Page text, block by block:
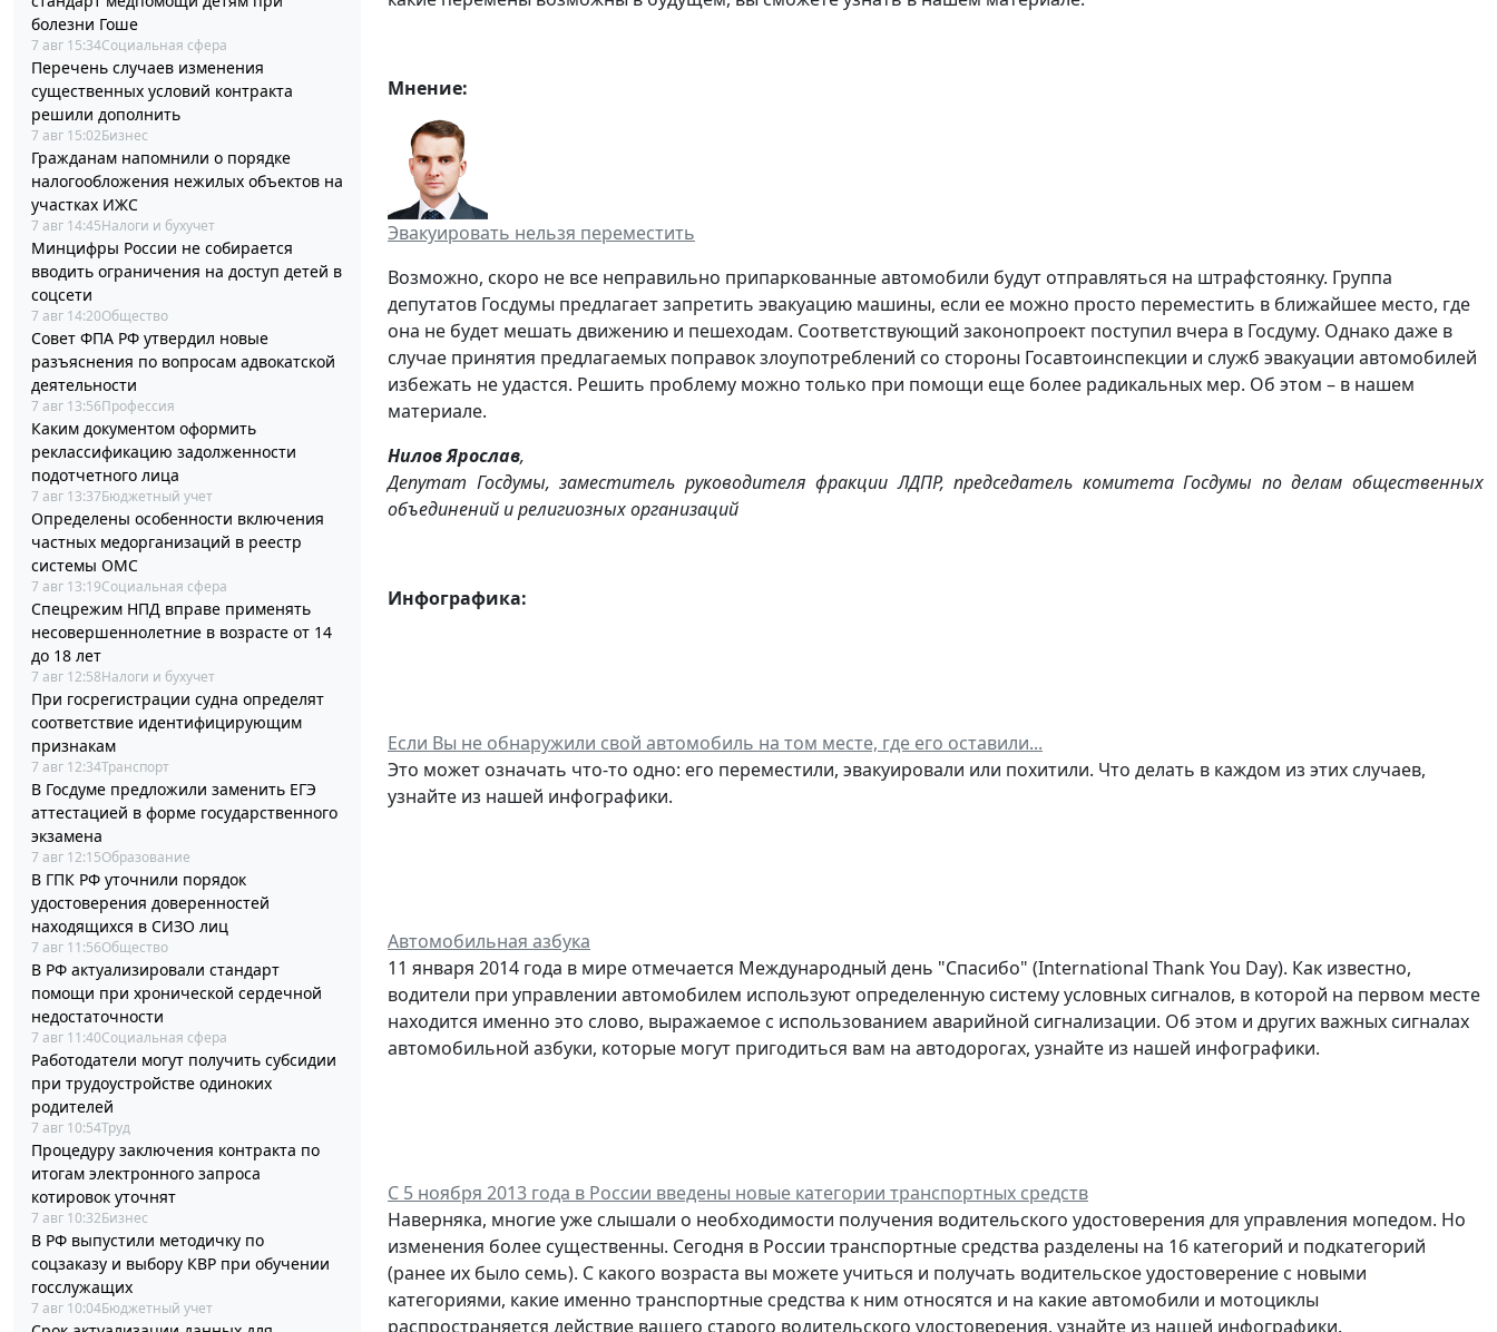
болезни Гоше
7 авг 15:34Социальная сфера
Перечень случаев изменения
существенных условий контракта
решили дополнить
7 авг 15:02Бизнес
Гражданам напомнили о порядке
налогообложения нежилых объектов на
участках ИЖС
7 авг 14:45Налоги и бухучет
Минцифры России не собирается
вводить ограничения на доступ детей в
соцсети
7 авг 14:20Общество
Совет ФПА РФ утвердил новые
разъяснения по вопросам адвокатской
деятельности
7 авг 13:56Профессия
Каким документом оформить
реклассификацию задолженности
подотчетного лица
7 авг 13:37Бюджетный учет
Определены особенности включения
частных медорганизаций в реестр
системы ОМС
7 авг 13:19Социальная сфера
Спецрежим НПД вправе применять
несовершеннолетние в возрасте от 14
до 18 лет
7 авг 12:58Налоги и бухучет
При госрегистрации судна определят
соответствие идентифицирующим
признакам
7 авг 12:34Транспорт
В Госдуме предложили заменить ЕГЭ
аттестацией в форме государственного
экзамена
7 авг 12:15Образование
В ГПК РФ уточнили порядок
удостоверения доверенностей
находящихся в СИЗО лиц
7 авг 11:56Общество
В РФ актуализировали стандарт
помощи при хронической сердечной
недостаточности
7 авг 11:40Социальная сфера
Работодатели могут получить субсидии
при трудоустройстве одиноких
родителей
7 авг 10:54Труд
Процедуру заключения контракта по
итогам электронного запроса
котировок уточнят
7 авг 10:32Бизнес
В РФ выпустили методичку по
соцзаказу и выбору КВР при обучении
госслужащих
7 авг 10:04Бюджетный учет
Мнение:
Эвакуировать нельзя переместить
Возможно, скоро не все неправильно припаркованные автомобили будут отправляться на штрафстоянку. Группа
депутатов Госдумы предлагает запретить эвакуацию машины, если ее можно просто переместить в ближайшее место, где
она не будет мешать движению и пешеходам. Соответствующий законопроект поступил вчера в Госдуму. Однако даже в
случае принятия предлагаемых поправок злоупотреблений со стороны Госавтоинспекции и служб эвакуации автомобилей
избежать не удастся. Решить проблему можно только при помощи еще более радикальных мер. Об этом – в нашем
материале.
Нилов Ярослав,
Депутат Госдумы, заместитель руководителя фракции ЛДПР, председатель комитета Госдумы по делам общественных
объединений и религиозных организаций
Инфографика:
Если Вы не обнаружили свой автомобиль на том месте, где его оставили...
Это может означать что-то одно: его переместили, эвакуировали или похитили. Что делать в каждом из этих случаев,
узнайте из нашей инфографики.
Автомобильная азбука
11 января 2014 года в мире отмечается Международный день "Спасибо" (International Thank You Day). Как известно,
водители при управлении автомобилем используют определенную систему условных сигналов, в которой на первом месте
находится именно это слово, выражаемое с использованием аварийной сигнализации. Об этом и других важных сигналах
автомобильной азбуки, которые могут пригодиться вам на автодорогах, узнайте из нашей инфографики.
С 5 ноября 2013 года в России введены новые категории транспортных средств
Наверняка, многие уже слышали о необходимости получения водительского удостоверения для управления мопедом. Но
изменения более существенны. Сегодня в России транспортные средства разделены на 16 категорий и подкатегорий
(ранее их было семь). С какого возраста вы можете учиться и получать водительское удостоверение с новыми
категориями, какие именно транспортные средства к ним относятся и на какие автомобили и мотоциклы
распространяется действие вашего старого водительского удостоверения, узнайте из нашей инфографики.